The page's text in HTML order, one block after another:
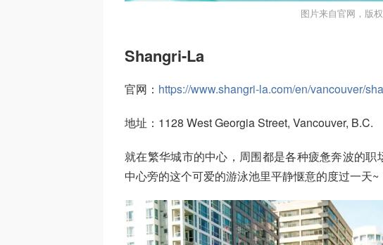
图片来自官网，版
Shangri-La
官网： https://www.shangri-la.com/en/vancouver/
地址：1128 West Georgia Street, Vancouver, B.C.
就在繁华城市的中心，周围都是各种疲惫奔波的
中心旁的这个可爱的游泳池里平静惬意的度过一天~